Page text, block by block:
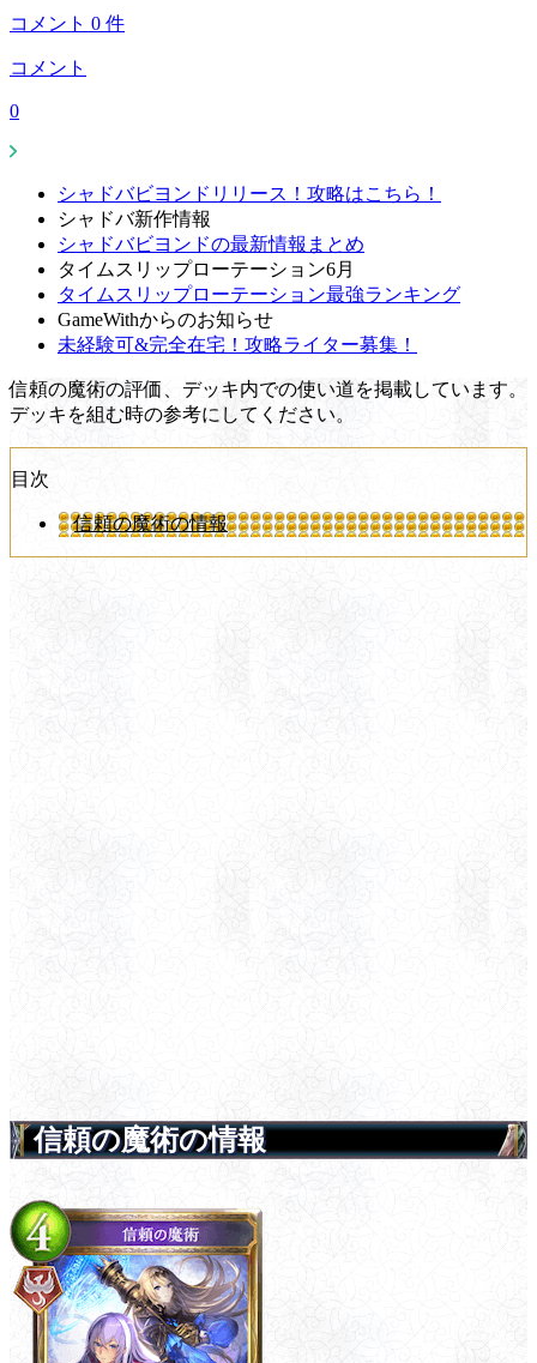
コメント 0 件
コメント
0
シャドバビヨンドリリース！攻略はこちら！
シャドバ新作情報
シャドバビヨンドの最新情報まとめ
タイムスリップローテーション6月
タイムスリップローテーション最強ランキング
GameWithからのお知らせ
未経験可&完全在宅！攻略ライター募集！
信頼の魔術の評価、デッキ内での使い道を掲載しています。
デッキを組む時の参考にしてください。
目次
信頼の魔術の情報
信頼の魔術の情報